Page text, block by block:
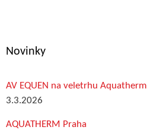
Novinky
AV EQUEN na veletrhu Aquatherm
3.3.2026
AQUATHERM Praha